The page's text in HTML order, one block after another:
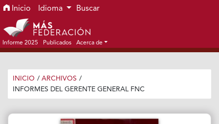
Ir al menú de navegación principal
Ir al contenido principal
Ir al pie de página del sitio
Inicio Idioma Buscar
Informe 2025 Publicados Acerca de
INICIO / ARCHIVOS /
INFORMES DEL GERENTE GENERAL FNC